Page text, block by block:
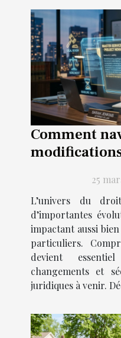
Comment
25
L’univers du
d’importantes
impactant aussi
particuliers.
devient
changements et
juridiques à venir.